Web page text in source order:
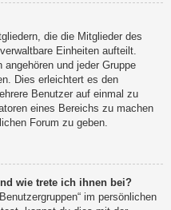
die die Mitglieder des
Einheiten aufteilt.
und jeder Gruppe
Dies erleichtert es den
Benutzer auf einmal zu
eines Bereichs zu machen
Forum zu geben.
wie trete ich ihnen bei?
im persönlichen